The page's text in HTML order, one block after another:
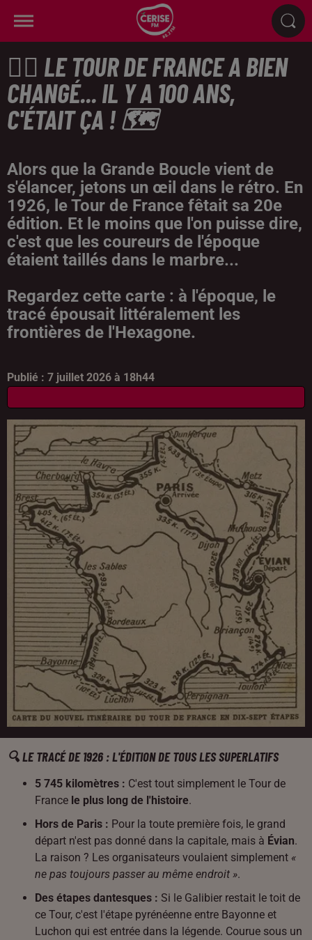
🚴‍♂️ LE TOUR DE FRANCE A BIEN
CHANGÉ... IL Y A 100 ANS,
C'ÉTAIT ÇA ! 🗺️
Alors que la Grande Boucle vient de
s'élancer, jetons un œil dans le rétro. En
1926, le Tour de France fêtait sa 20e
édition. Et le moins que l'on puisse dire,
c'est que les coureurs de l'époque
étaient taillés dans le marbre...
Regardez cette carte : à l'époque, le
tracé épousait littéralement les
frontières de l'Hexagone.
Publié : 7 juillet 2026 à 18h44
🔍 LE TRACÉ DE 1926 : L'ÉDITION DE TOUS LES SUPERLATIFS
5 745 kilomètres : C'est tout simplement le Tour de
France le plus long de l'histoire.
Hors de Paris : Pour la toute première fois, le grand
départ n'est pas donné dans la capitale, mais à Évian.
La raison ? Les organisateurs voulaient simplement «
ne pas toujours passer au même endroit ».
Des étapes dantesques : Si le Galibier restait le toit de
ce Tour, c'est l'étape pyrénéenne entre Bayonne et
Luchon qui est entrée dans la légende. Courue sous un